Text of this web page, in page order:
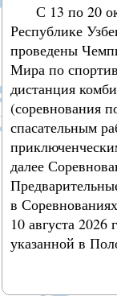
С 13 по 20
Республике
проведены
Мира по
дистанция
(соревнования
спасательным
далее
в
10 августа 2026
указанной в